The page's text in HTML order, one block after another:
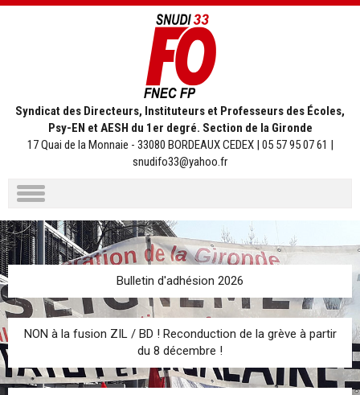
Syndicat des Directeurs, Instituteurs et Professeurs des Écoles,
Psy-EN et AESH du 1er degré. Section de la Gironde
17 Quai de la Monnaie - 33080 BORDEAUX CEDEX | 05 57 95 07 61 |
snudifo33@yahoo.fr
Aller
au
contenu
Bulletin d'adhésion 2026
NON à la fusion ZIL / BD ! Reconduction de la grève à partir
du 8 décembre !